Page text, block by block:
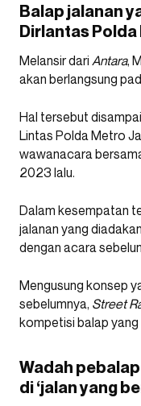
Balap jalanan
Dirlantas
Melansir dari Antara,
akan berlangsung
Hal tersebut
Lintas Polda Metro
wawanacara
2023 lalu.
Dalam kesempatan
jalanan yang
dengan acara
Mengusung konsep
sebelumnya, Street
kompetisi balap
Wadah
di ‘jalan yang